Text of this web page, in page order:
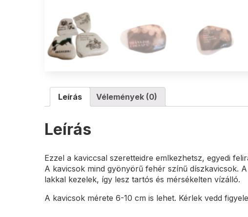
Leírás Vélemények (0)
Leírás
Ezzel a kaviccsal szeretteidre emlkezhetsz, egyedi
A kavicsok mind gyönyörű fehér színű díszkavicsok.
lakkal kezelek, így lesz tartós és mérsékelten vízálló.
A kavicsok mérete 6-10 cm is lehet. Kérlek vedd